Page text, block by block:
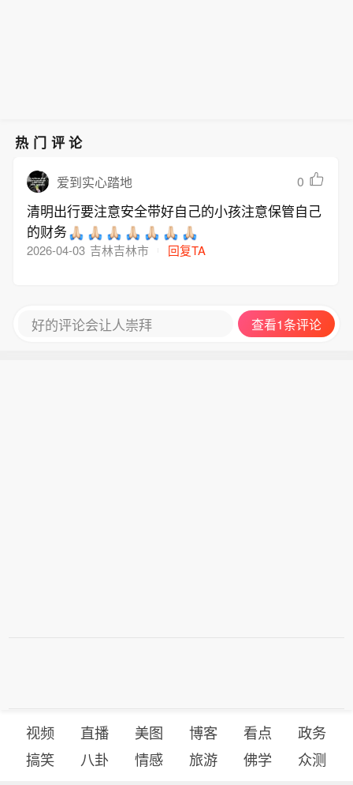
热门评论
爱到实心踏地 0
清明出行要注意安全带好自己的小孩注意保管自己
的财务
2026-04-03 吉林吉林市 回复TA
好的评论会让人崇拜 查看1条评论
视频 直播 美图 博客 看点
政务
搞笑
八卦 情感 旅游 佛学 众测